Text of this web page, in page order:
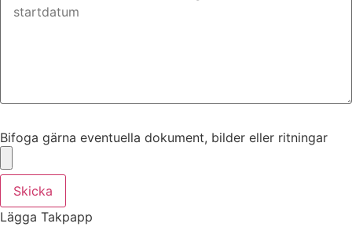
Bifoga gärna eventuella dokument, bilder eller ritningar
Skicka
Lägga Takpapp